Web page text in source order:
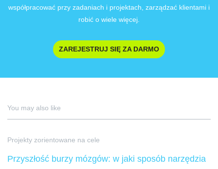
współpracować przy zadaniach i projektach, zarządzać klientami i
robić o wiele więcej.
ZAREJESTRUJ SIĘ ZA DARMO
You may also like
Projekty zorientowane na cele
Przyszłość burzy mózgów: w jaki sposób narzędzia